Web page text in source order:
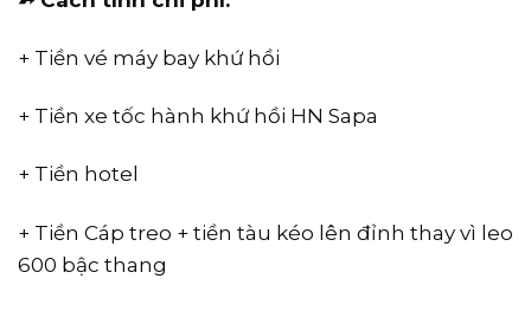
+ Tiền vé máy bay khứ hồi
+ Tiền xe tốc hành khứ hồi HN Sapa
+ Tiền hotel
+ Tiền Cáp treo + tiền tàu kéo lên đỉnh thay vì leo
600 bậc thang